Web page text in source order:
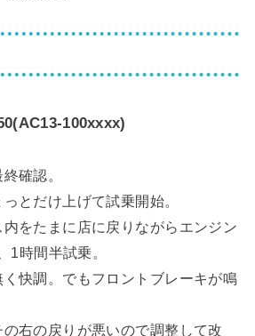
100xxxx)
確認。
とだけ上げて試乗開始。
をたまに店に戻りながらエンジン
1時間半試乗。
快調。でもフロントブレーキが鳴
右の戻りが悪いので調整して改